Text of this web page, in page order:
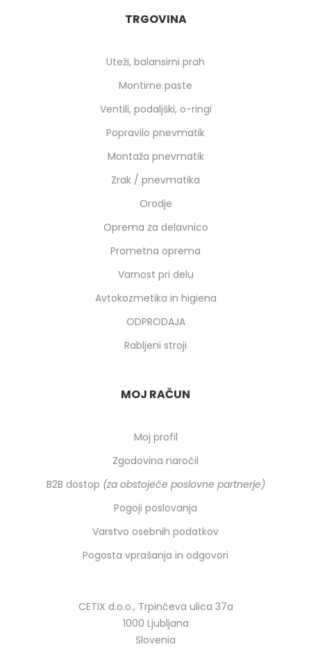
TRGOVINA
Uteži, balansirni prah
Montirne paste
Ventili, podaljški, o-ringi
Popravilo pnevmatik
Montaža pnevmatik
Zrak / pnevmatika
Orodje
Oprema za delavnico
Prometna oprema
Varnost pri delu
Avtokozmetika in higiena
ODPRODAJA
Rabljeni stroji
MOJ RAČUN
Moj profil
Zgodovina naročil
B2B dostop (za obstoječe poslovne partnerje)
Pogoji poslovanja
Varstvo osebnih podatkov
Pogosta vprašanja in odgovori
CETIX d.o.o., Trpinčeva ulica 37a
1000 Ljubljana
Slovenia